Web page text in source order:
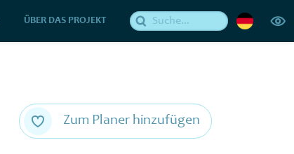
ÜBER DAS PROJEKT
Zum Planer hinzufügen